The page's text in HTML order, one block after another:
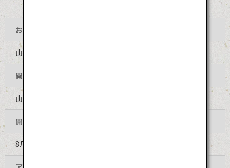
お祭り名
山形花笠まつり
開催地
山形県山形市 中心部
開催時期
8月5日～7日（毎年同日程）